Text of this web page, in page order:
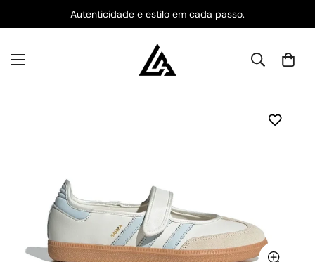
Autenticidade e estilo em cada passo.